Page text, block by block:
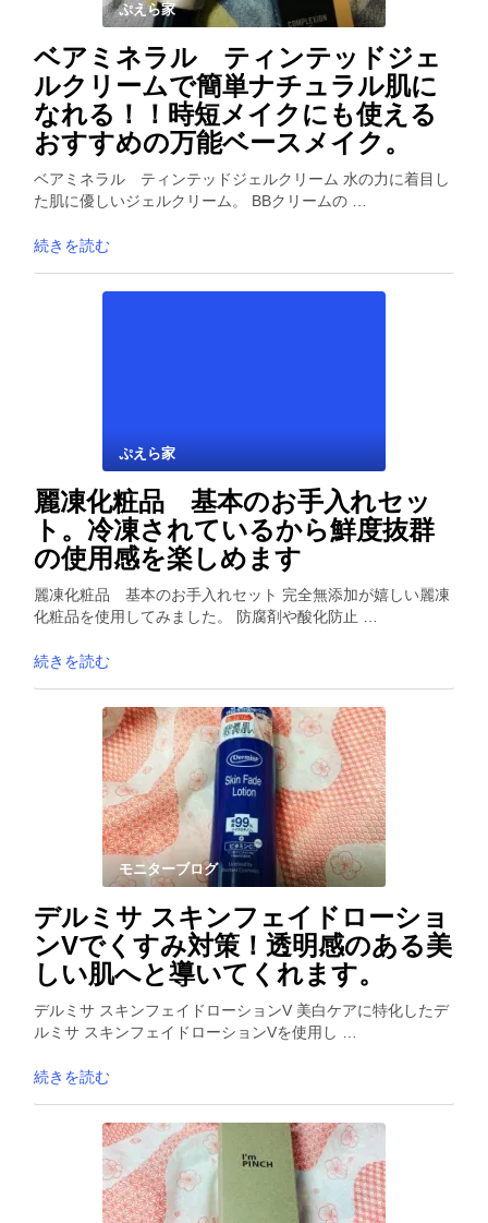
ぷえら家
ベアミネラル ティンテッドジェ
ルクリームで簡単ナチュラル肌に
なれる！！時短メイクにも使える
おすすめの万能ベースメイク。
ベアミネラル ティンテッドジェルクリーム 水の力に着目し
た肌に優しいジェルクリーム。 BBクリームの …
続きを読む
ぷえら家
麗凍化粧品 基本のお手入れセッ
ト。冷凍されているから鮮度抜群
の使用感を楽しめます
麗凍化粧品 基本のお手入れセット 完全無添加が嬉しい麗凍
化粧品を使用してみました。 防腐剤や酸化防止 …
続きを読む
モニターブログ
デルミサ スキンフェイドローショ
ンVでくすみ対策！透明感のある美
しい肌へと導いてくれます。
デルミサ スキンフェイドローションV 美白ケアに特化したデ
ルミサ スキンフェイドローションVを使用し …
続きを読む